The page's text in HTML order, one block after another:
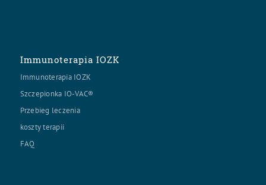
Immunoterapia IOZK
Immunoterapia IOZK
Szczepionka IO-VAC®
Przebieg leczenia
koszty terapii
FAQ